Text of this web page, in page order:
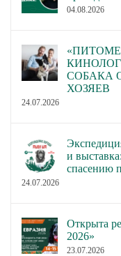
04.08.2026
СОБАКА
ХОЗЯЕВ
24.07.2026
и
спасению
24.07.2026
Открыта
2026»
23.07.2026